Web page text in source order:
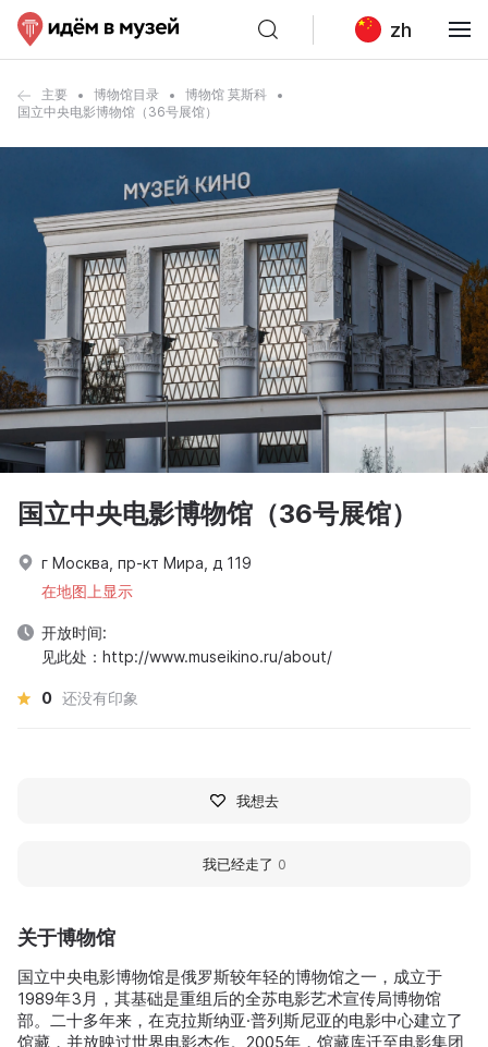
zh
主要 博物馆目录
博物馆 莫斯科
国立中央电影博物馆（36号展馆）
关于博物馆
国立中央电影博物馆是俄罗斯较年轻的博物馆之一，成立于
1989年3月，其基础是重组后的全苏电影艺术宣传局博物馆
部。二十多年来，在克拉斯纳亚·普列斯尼亚的电影中心建立了
馆藏，并放映过世界电影杰作。2005年，馆藏库迁至电影集团
国立中央电影博物馆（36号展馆）
г Москва, пр-кт Мира, д 119
在地图上显示
开放时间:
见此处：http://www.museikino.ru/about/
0 还没有印象
我想去
我已经走了 0